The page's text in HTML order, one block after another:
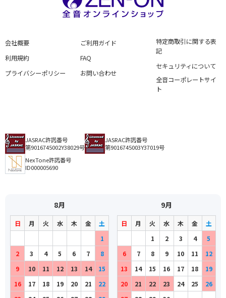
会社概要
利用規約
プライバシーポリシー
ご利用ガイド
FAQ
お問い合わせ
特定商取引に関する表
記
セキュリティについて
全音コーポレートサイ
ト
JASRAC許諾番号
第9016745002Y38029号
JASRAC許諾番号
第9016745003Y37019号
NexTone許諾番号
ID000005690
8月
日 月 火 水 木 金
土
1
2
3 4 5 6 7
8
9
10 11 12 13 14
15
16
17 18 19 20 21
22
9月
日 月 火 水 木 金
土
1
2 3 4
5
6
7 8 9 10 11
12
13
14 15 16 17 18
19
20
21 22 23 24 25
26